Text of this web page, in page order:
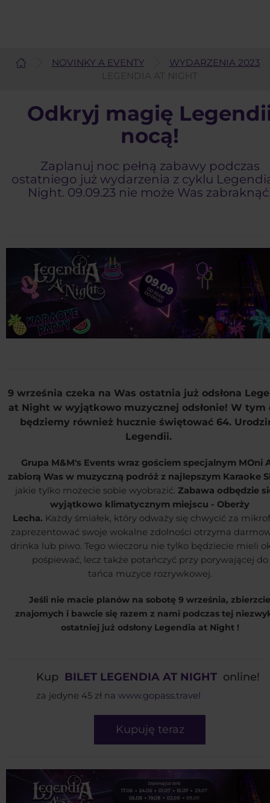
NOVINKY A EVENTY
WYDARZENIA 2023
LEGENDIA AT NIGHT
Odkryj magię
nocą!
Zaplanuj noc pełną zabawy podczas
ostatniego już wydarzenia z cyklu
Night. 09.09.23 nie może Was
9 września czeka na Was ostatnia już odsłona
at Night w wyjątkowo muzycznej odsłonie! W tym
będziemy również hucznie świętować 64.
Legendii.
Grupa M&M's Events wraz gościem specjalnym MOni
zabiorą Was w muzyczną podróż z najlepszym Karaoke
jakie tylko możecie sobie wyobrazić. Zabawa odbędzie
wyjątkowo klimatycznym miejscu - Oberży
Lecha. Każdy śmiałek, który odważy się chwycić za
zaprezentować swoje wokalne zdolności otrzyma
drinka lub piwo. Tego wieczoru nie tylko będziecie mieli
pośpiewać, lecz także potańczyć przy porywającej do
tańca muzyce rozrywkowej.
Jeśli nie macie planów na sobotę 9 września, zbierzcie
znajomych i bawcie się razem z nami podczas tej
ostatniej już odsłony Legendia at Night !
Kup BILET LEGENDIA AT NIGHT online!
za jedyne 45 zł na www.gopass.travel
Kupuję teraz